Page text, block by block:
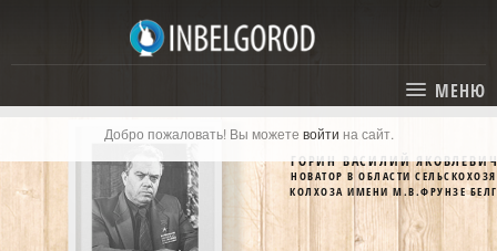
МЕНЮ
ГЛАВНАЯ
СТАТЬИ
КАТАЛОГ
Добро пожаловать! Вы можете войти на сайт.
ГОРИН ВАСИЛИЙ
НОВАТОР В ОБЛАСТИ
КОЛХОЗА ИМЕНИ М.В.ФРУНЗЕ